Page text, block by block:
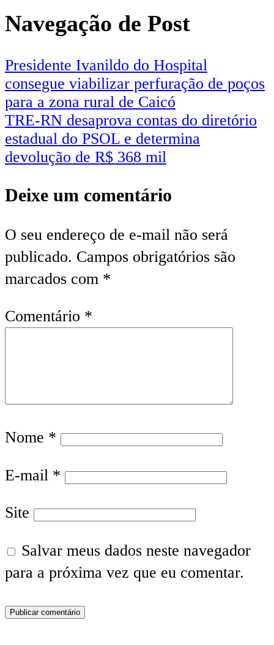
Navegação de Post
Presidente Ivanildo do Hospital
consegue viabilizar perfuração de poços
para a zona rural de Caicó
TRE-RN desaprova contas do diretório
estadual do PSOL e determina
devolução de R$ 368 mil
Deixe um comentário
O seu endereço de e-mail não será
publicado. Campos obrigatórios são
marcados com *
Comentário *
Nome *
E-mail *
Site
Salvar meus dados neste navegador
para a próxima vez que eu comentar.